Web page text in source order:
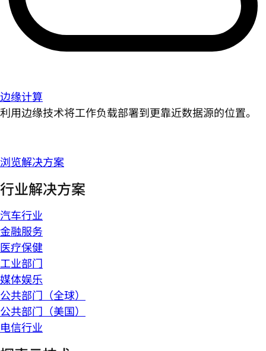
边缘计算
利用边缘技术将工作负载部署到更靠近数据源的位置。
浏览解决方案
行业解决方案
汽车行业
金融服务
医疗保健
工业部门
媒体娱乐
公共部门（全球）
公共部门（美国）
电信行业